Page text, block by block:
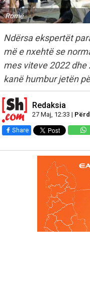
Romë
Ndërsa ekspertët
më e nxehtë se
mes viteve 2022 dhe
kanë humbur jetën
Redaksia
27 Maj, 12:33 |
Share